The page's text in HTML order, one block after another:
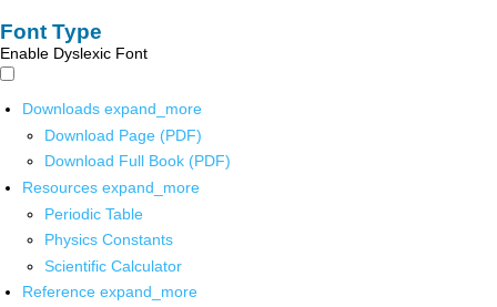
Font Type
Enable Dyslexic Font
Downloads expand_more
Download Page (PDF)
Download Full Book (PDF)
Resources expand_more
Periodic Table
Physics Constants
Scientific Calculator
Reference expand_more